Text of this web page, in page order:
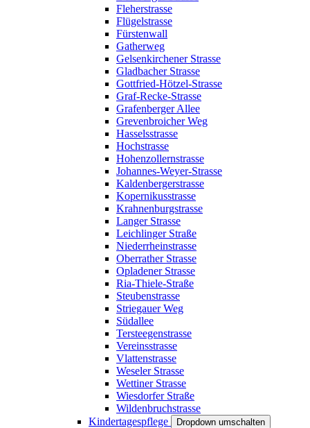
Fleherstrasse
Flügelstrasse
Fürstenwall
Gatherweg
Gelsenkirchener Strasse
Gladbacher Strasse
Gottfried-Hötzel-Strasse
Graf-Recke-Strasse
Grafenberger Allee
Grevenbroicher Weg
Hasselsstrasse
Hochstrasse
Hohenzollernstrasse
Johannes-Weyer-Strasse
Kaldenbergerstrasse
Kopernikusstrasse
Krahnenburgstrasse
Langer Strasse
Leichlinger Straße
Niederrheinstrasse
Oberrather Strasse
Opladener Strasse
Ria-Thiele-Straße
Steubenstrasse
Striegauer Weg
Südallee
Tersteegenstrasse
Vereinsstrasse
Vlattenstrasse
Weseler Strasse
Wettiner Strasse
Wiesdorfer Straße
Wildenbruchstrasse
Kindertagespflege
Dropdown umschalten